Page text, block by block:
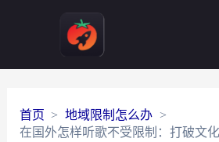
首页
地域限制怎么办
在国外怎样听歌不受限制：打破文